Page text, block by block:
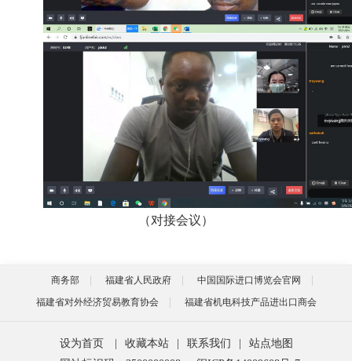
（对接会议）
商务部 福建省人民政府
中国国际进口博览会官网
福建省对外经济贸易教育协会
福建省机电科技产品进出口商会
设为首页 | 收藏本站 | 联系我们 |
站点地图